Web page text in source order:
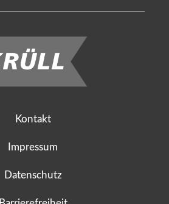
Kontakt
Impressum
Datenschutz